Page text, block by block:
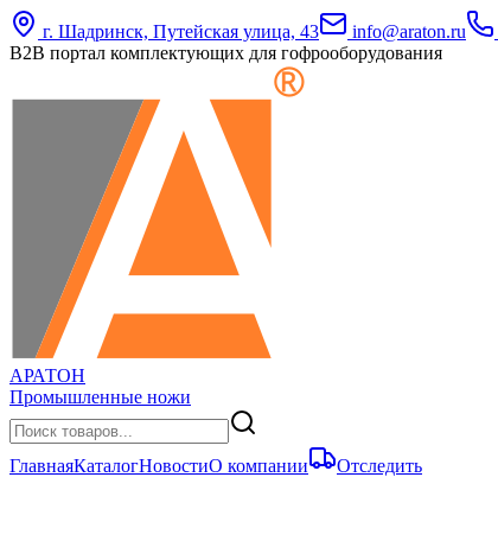
г. Шадринск, Путейская улица, 43 info@araton.ru
B2B портал комплектующих для гофрооборудования
АРАТОН
Промышленные ножи
ГлавнаяКаталогНовостиО компании Отследить